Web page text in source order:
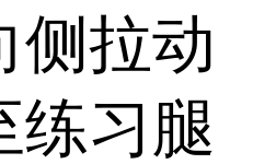
侧拉动
练习腿